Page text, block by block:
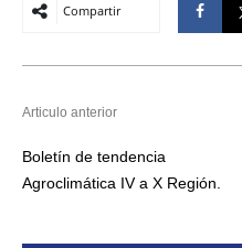
Compartir
Articulo anterior
Boletín de tendencia
Agroclimática IV a X Región.